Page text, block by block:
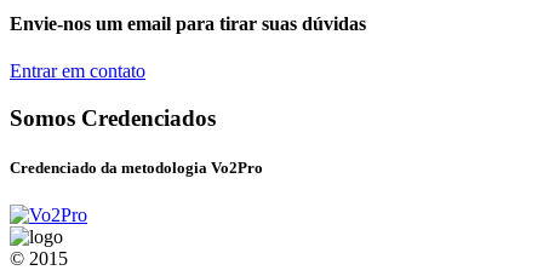
Envie-nos um email para tirar suas dúvidas
Entrar em contato
Somos Credenciados
Credenciado da metodologia Vo2Pro
© 2015